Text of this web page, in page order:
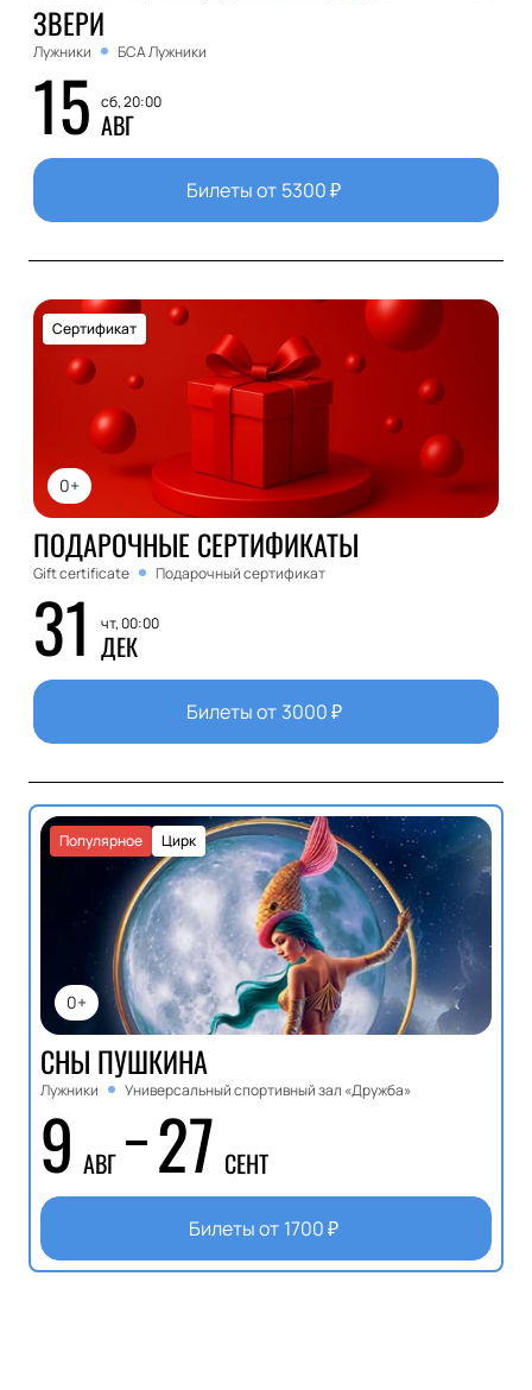
ЗВЕРИ
Лужники БСА Лужники
15 сб, 20:00
АВГ
Билеты от 5300₽
0+
Сертификат
ПОДАРОЧНЫЕ СЕРТИФИКАТЫ
Gift certificate Подарочный сертификат
31 чт, 00:00
ДЕК
Билеты от 3000₽
0+
Цирк
Популярное
СНЫ ПУШКИНА
Лужники Универсальный спортивный зал «Дружба»
9 АВГ 27 СЕНТ
Билеты от 1700₽